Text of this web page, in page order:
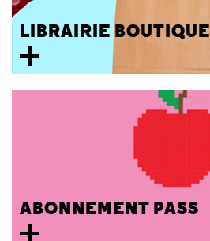
LIBRAIRIE BOUTIQUE
ABONNEMENT PASS